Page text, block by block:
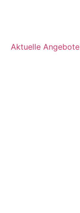
Aktuelle Angebote